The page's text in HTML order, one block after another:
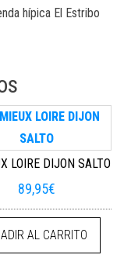
hípica El Estribo
LOIRE DIJON SALTO
89,95€
AL CARRITO